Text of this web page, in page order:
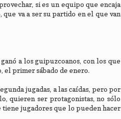
si es un equipo que encaja
va a ser su partido en el que van
a los guipuzcoanos, con los que
el primer sábado de enero.
jugadas, a las caídas, pero por
quieren ser protagonistas, no sólo
tiene jugadores que lo pueden hacer